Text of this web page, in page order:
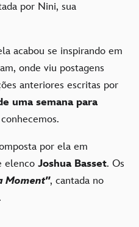
por Nini, sua
acabou se inspirando em
onde viu postagens
anteriores escritas por
uma semana para
por ela em
elenco Joshua Basset. Os
Moment", cantada no